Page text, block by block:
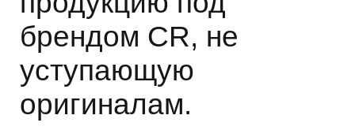
брендом CR, не
уступающую
оригиналам.